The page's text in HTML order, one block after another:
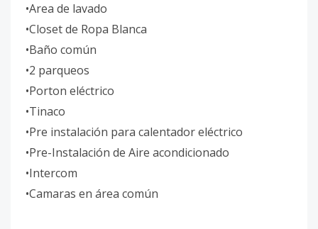
•Area de lavado
•Closet de Ropa Blanca
•Baño común
•2 parqueos
•Porton eléctrico
•Tinaco
•Pre instalación para calentador eléctrico
•Pre-Instalación de Aire acondicionado
•Intercom
•Camaras en área común